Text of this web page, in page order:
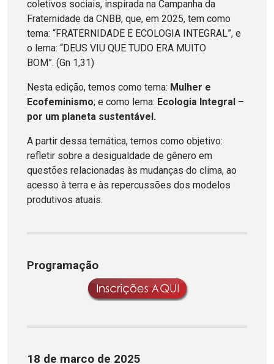
coletivos sociais, inspirada na Campanha da
Fraternidade da CNBB, que, em 2025, tem como
tema: “FRATERNIDADE E ECOLOGIA INTEGRAL”, e
o lema: “DEUS VIU QUE TUDO ERA MUITO
BOM”. (Gn 1,31)
Nesta edição, temos como tema: Mulher e
Ecofeminismo; e como lema: Ecologia Integral –
por um planeta sustentável.
A partir dessa temática, temos como objetivo:
refletir sobre a desigualdade de gênero em
questões relacionadas às mudanças do clima, ao
acesso à terra e às repercussões dos modelos
produtivos atuais.
Programação
18 de marco de 2025